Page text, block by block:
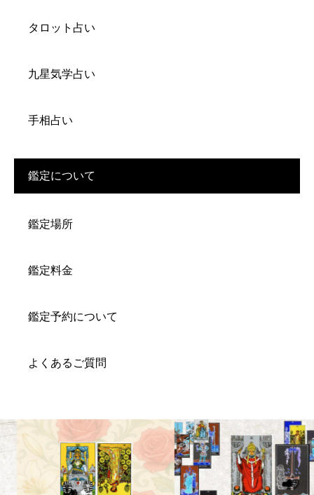
タロット占い
九星気学占い
手相占い
鑑定について
鑑定場所
鑑定料金
鑑定予約について
よくあるご質問